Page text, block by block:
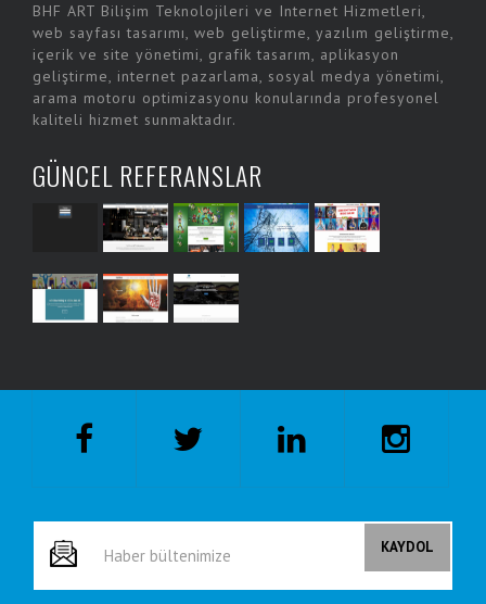
BHF ART Bilişim Teknolojileri ve Internet Hizmetleri,
web sayfası tasarımı, web geliştirme, yazılım geliştirme,
içerik ve site yönetimi, grafik tasarım, aplikasyon
geliştirme, internet pazarlama, sosyal medya yönetimi,
arama motoru optimizasyonu konularında profesyonel
kaliteli hizmet sunmaktadır.
GÜNCEL REFERANSLAR